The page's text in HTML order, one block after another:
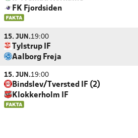
FK Fjordsiden
15. JUN.19:00
Tylstrup IF
Aalborg Freja
15. JUN.19:00
Bindslev/Tversted IF (2)
Klokkerholm IF